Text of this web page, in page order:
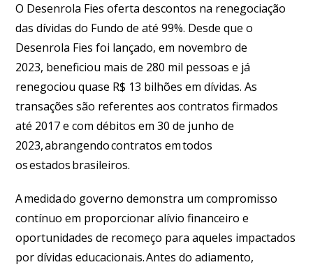
O Desenrola Fies oferta descontos na renegociação
das dívidas do Fundo de até 99%. Desde que o
Desenrola Fies foi lançado, em novembro de
2023, beneficiou mais de 280 mil pessoas e já
renegociou quase R$ 13 bilhões em dívidas. As
transações são referentes aos contratos firmados
até 2017 e com débitos em 30 de junho de
2023, abrangendo contratos em todos
os estados brasileiros.
A medida do governo demonstra um compromisso
contínuo em proporcionar alívio financeiro e
oportunidades de recomeço para aqueles impactados
por dívidas educacionais. Antes do adiamento,